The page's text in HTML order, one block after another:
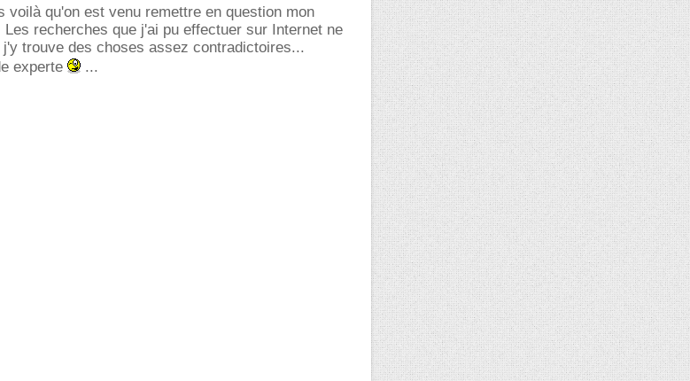
voilà qu'on est venu remettre en question mon
recherches que j'ai pu effectuer sur Internet ne
trouve des choses assez contradictoires...
experte
...